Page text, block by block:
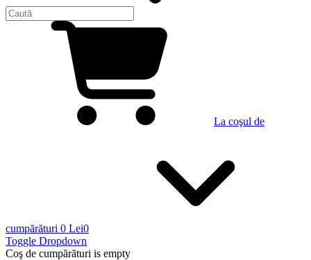
La coşul de
cumpărături 0 Lei0
Toggle Dropdown
Coş de cumpărături is empty